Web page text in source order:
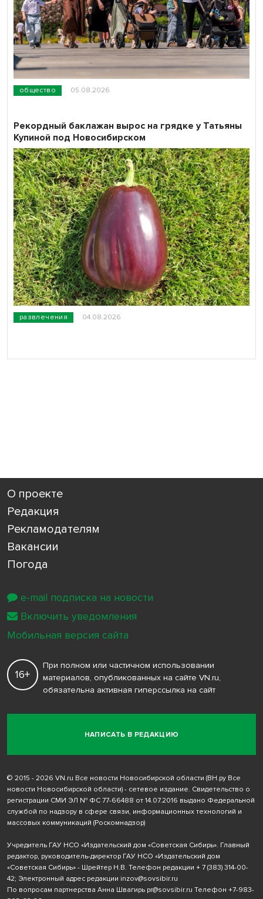
общество 05.08.2026
развлечения 04.08.2026
Рекордный баклажан вырос на грядке у Татьяны
Купиной под Новосибирском
О проекте
Редакция
Рекламодателям
Вакансии
Погода
НАПИСАТЬ В РЕДАКЦИЮ
16+
При полном или частичном использовании
материалов, опубликованных на сайте VN.ru,
обязательна активная гиперссылка на сайт
© 2015 - 2026 VN.ru Все новости Новосибирской области (ВН.ру Все
новости Новосибирской области) - сетевое издание. Свидетельство о
регистрации СМИ ЭЛ № ФС 77-66488 от 14.07.2016 выдано Федеральной
службой по надзору в сфере связи, информационных технологий и
массовых коммуникаций (Роскомнадзор)
Учредитель ГАУ НСО «Издательский дом «Советская Сибирь». Главный
редактор, руководитель-директор ГАУ НСО «Издательский дом
«Советская Сибирь» - Шрейтер Н.В. Телефон редакции + 7 (383) 314-00-
42; Электронный адрес редакции inzov@sovsibir.ru
По вопросам партнерства Анна Швагирь pr@sovsibir.ru Телефон +7-983-
e-mail подписка на новости
Включить уведомления
Мобильная версия сайта